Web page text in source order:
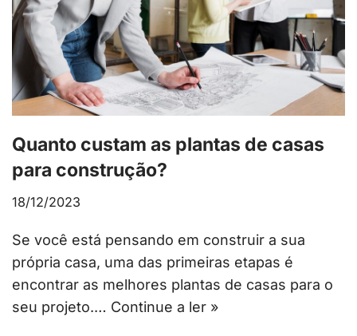
Quanto custam as plantas de casas
para construção?
18/12/2023
Se você está pensando em construir a sua
própria casa, uma das primeiras etapas é
encontrar as melhores plantas de casas para o
seu projeto.… Continue a ler »